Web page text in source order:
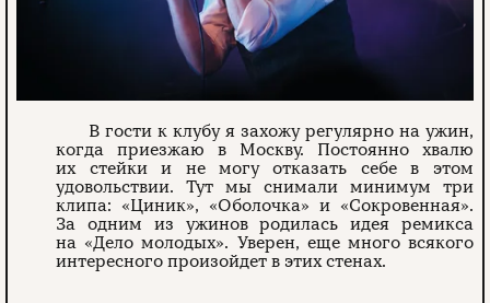
В гости к клубу я захожу регулярно на ужин,
когда приезжаю в Москву. Постоянно хвалю
их стейки и не могу отказать себе в этом
удовольствии. Тут мы снимали минимум три
клипа: «Циник», «Оболочка» и «Сокровенная».
За одним из ужинов родилась идея ремикса
на «Дело молодых». Уверен, еще много всякого
интересного произойдет в этих стенах.